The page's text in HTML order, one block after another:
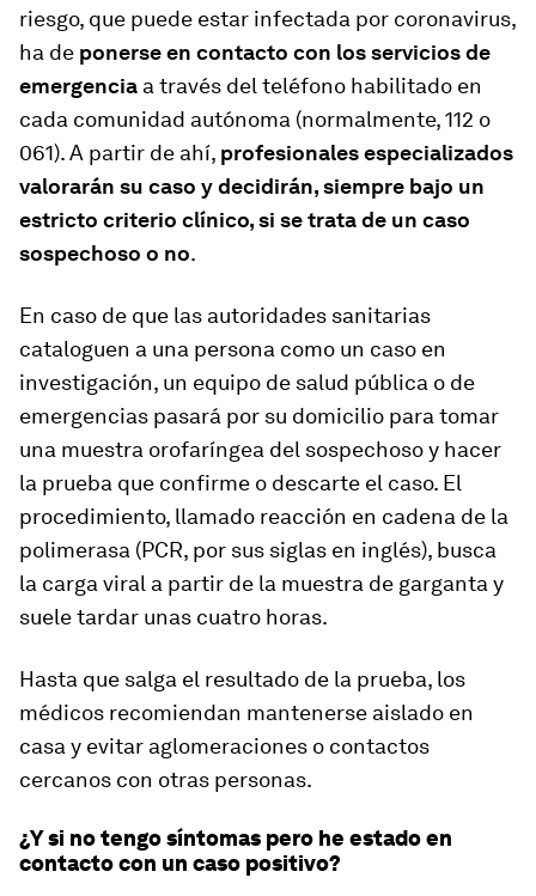
riesgo, que puede estar infectada por coronavirus,
ha de ponerse en contacto con los servicios de
emergencia a través del teléfono habilitado en
cada comunidad autónoma (normalmente, 112 o
061). A partir de ahí, profesionales especializados
valorarán su caso y decidirán, siempre bajo un
estricto criterio clínico, si se trata de un caso
sospechoso o no.
En caso de que las autoridades sanitarias
cataloguen a una persona como un caso en
investigación, un equipo de salud pública o de
emergencias pasará por su domicilio para tomar
una muestra orofaríngea del sospechoso y hacer
la prueba que confirme o descarte el caso. El
procedimiento, llamado reacción en cadena de la
polimerasa (PCR, por sus siglas en inglés), busca
la carga viral a partir de la muestra de garganta y
suele tardar unas cuatro horas.
Hasta que salga el resultado de la prueba, los
médicos recomiendan mantenerse aislado en
casa y evitar aglomeraciones o contactos
cercanos con otras personas.
¿Y si no tengo síntomas pero he estado en
contacto con un caso positivo?